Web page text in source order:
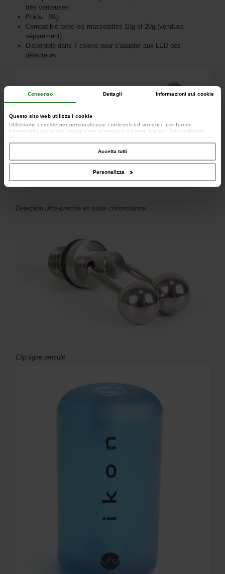
Consenso Dettagli Informazioni sui cookie
Questo sito web utilizza i cookie
Utilizziamo i cookie per personalizzare contenuti ed annunci, per fornire
funzionalità dei social media e per analizzare il nostro traffico. Condividiamo
occupano di analisi dei dati web, pubblicità e social media, i quali potrebbero
combinarle con altre informazioni che hai fornito loro o che hanno raccolto dal
Accetta tutti
Personalizza
très venteuses
Poids : 30g
Compatible avec les masselottes 10g et 20g (vendues
séparément)
Disponible dans 7 coloris pour s'adapter aux LED des
détecteurs
Détection ultra-précise en toute circonstance
Clip ligne articulé